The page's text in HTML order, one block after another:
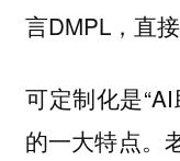
言DMPL，直
可定制化是
的一大特点。